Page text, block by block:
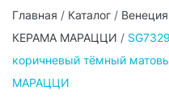
Главная / Каталог /
КЕРАМА МАРАЦЦИ /
коричневый тёмный
МАРАЦЦИ